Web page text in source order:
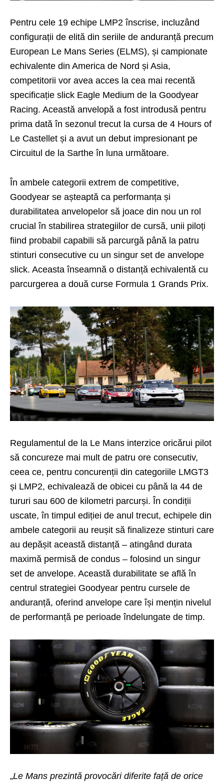
Pentru cele 19 echipe LMP2 înscrise, incluzând
configurații de elită din seriile de anduranță precum
European Le Mans Series (ELMS), și campionate
echivalente din America de Nord și Asia,
competitorii vor avea acces la cea mai recentă
specificație slick Eagle Medium de la Goodyear
Racing. Această anvelopă a fost introdusă pentru
prima dată în sezonul trecut la cursa de 4 Hours of
Le Castellet și a avut un debut impresionant pe
Circuitul de la Sarthe în luna următoare.
În ambele categorii extrem de competitive,
Goodyear se așteaptă ca performanța și
durabilitatea anvelopelor să joace din nou un rol
crucial în stabilirea strategiilor de cursă, unii piloți
fiind probabil capabili să parcurgă până la patru
stinturi consecutive cu un singur set de anvelope
slick. Aceasta înseamnă o distanță echivalentă cu
parcurgerea a două curse Formula 1 Grands Prix.
Regulamentul de la Le Mans interzice oricărui pilot
să concureze mai mult de patru ore consecutiv,
ceea ce, pentru concurenții din categoriile LMGT3
și LMP2, echivalează de obicei cu până la 44 de
tururi sau 600 de kilometri parcurși. În condiții
uscate, în timpul ediției de anul trecut, echipele din
ambele categorii au reușit să finalizeze stinturi care
au depășit această distanță – atingând durata
maximă permisă de condus – folosind un singur
set de anvelope. Această durabilitate se află în
centrul strategiei Goodyear pentru cursele de
anduranță, oferind anvelope care își mențin nivelul
de performanță pe perioade îndelungate de timp.
„Le Mans prezintă provocări diferite față de orice